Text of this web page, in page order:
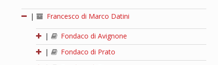
| Francesco di Marco Datini
|
Fondaco di Avignone
|
Fondaco di Prato